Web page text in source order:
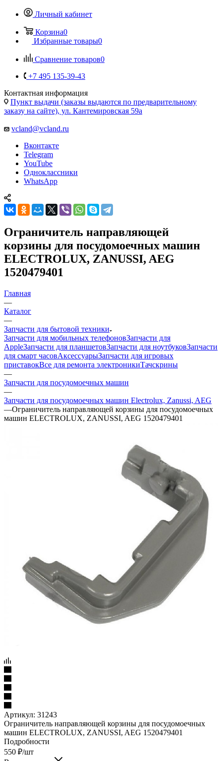
Личный кабинет
Корзина0
Избранные товары0
Сравнение товаров0
+7 495 135-39-43
Контактная информация
Пункт выдачи (заказы выдаются по предварительному
заказу на сайте), ул. Кантемировская 59а
vcland@vcland.ru
Вконтакте
Telegram
YouTube
Одноклассники
WhatsApp
Ограничитель направляющей
корзины для посудомоечных машин
ELECTROLUX, ZANUSSI, AEG
1520479401
Главная
—
Каталог
—
Запчасти для бытовой техники
Запчасти для мобильных телефоновЗапчасти для
AppleЗапчасти для планшетовЗапчасти для ноутбуковЗапчасти
для смарт часовАксессуарыЗапчасти для игровых
приставокВсе для ремонта электроникиТачскрины
—
Запчасти для посудомоечных машин
—
Запчасти для посудомоечных машин Electrolux, Zanussi, AEG
—Ограничитель направляющей корзины для посудомоечных
машин ELECTROLUX, ZANUSSI, AEG 1520479401
Артикул: 31243
Ограничитель направляющей корзины для посудомоечных
машин ELECTROLUX, ZANUSSI, AEG 1520479401
Подробности
550 ₽/шт